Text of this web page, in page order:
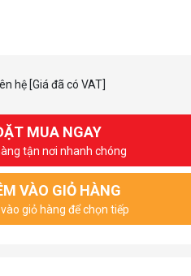
a mini LED array that can display
customized animations
hệ [Giá đã có VAT]
MUA NGAY
tận nơi nhanh chóng
VÀO GIỎ HÀNG
giỏ hàng để chọn tiếp